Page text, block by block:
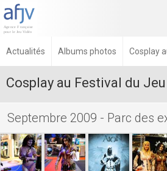
Actualités Albums photos Cosplay
Cosplay au Festival du
Septembre 2009 - Parc des